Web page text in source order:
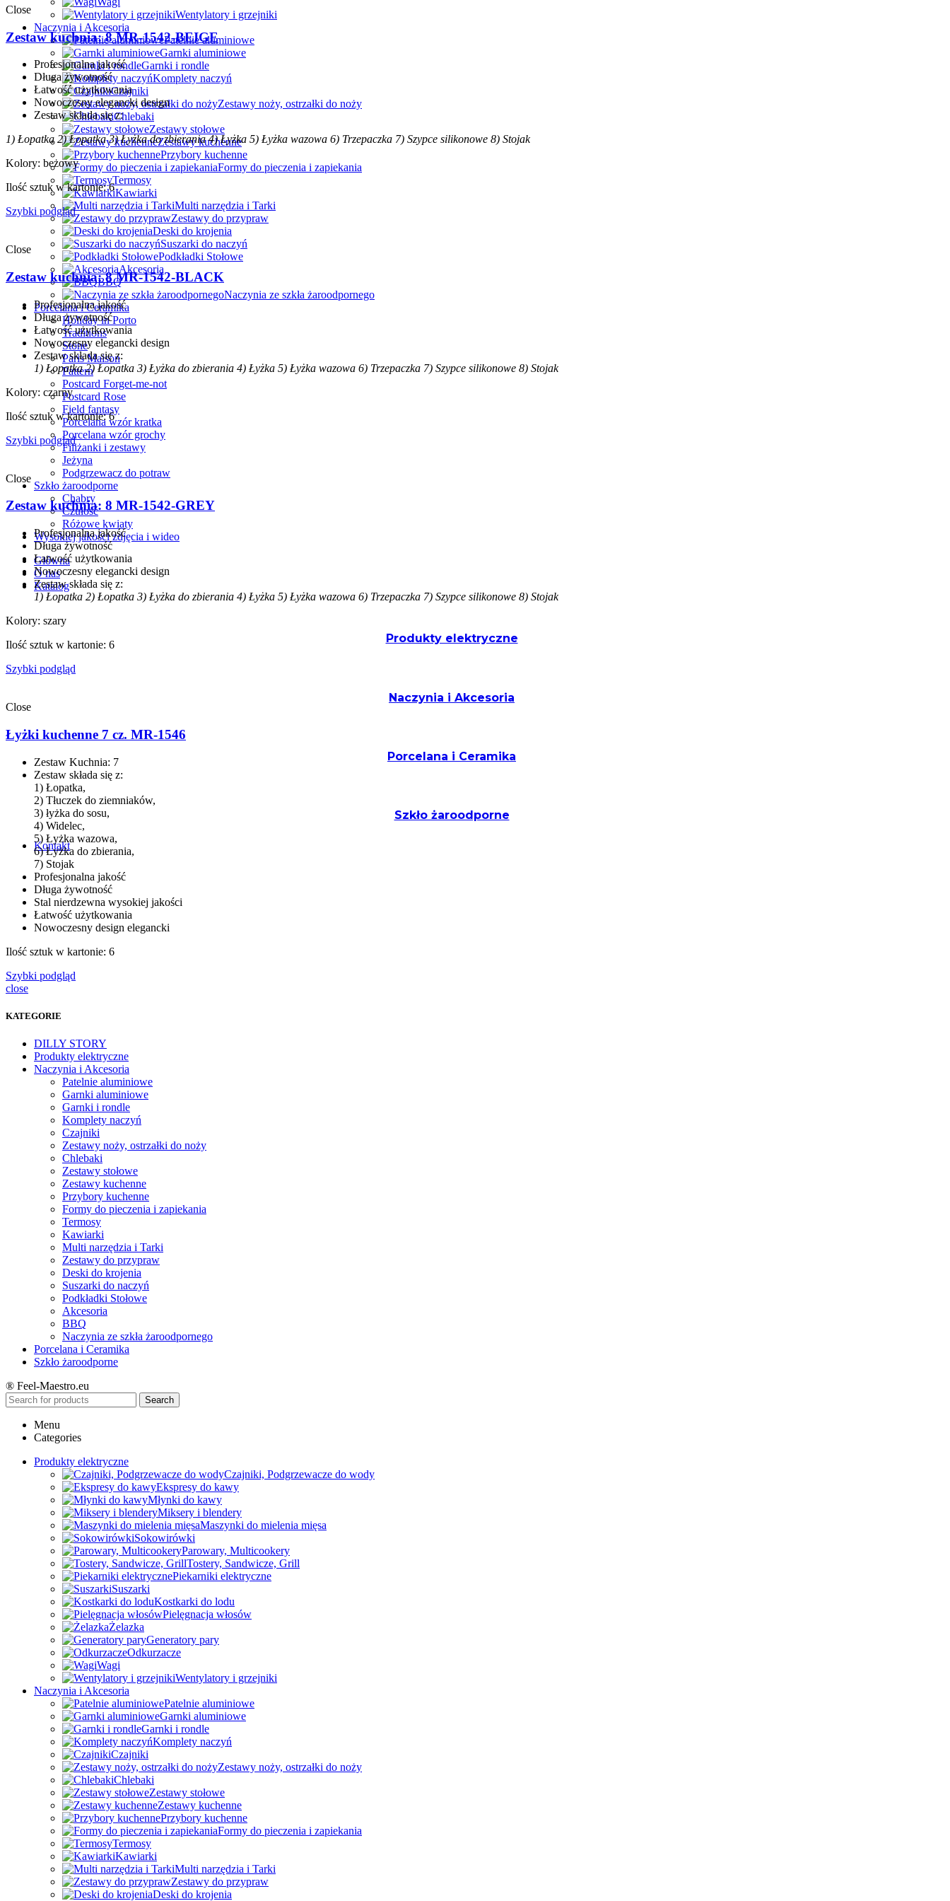
Wentylatory i grzejniki
Naczynia i Akcesoria
Patelnie aluminiowe
Garnki aluminiowe
Garnki i rondle
Komplety naczyń
Czajniki
Zestawy noży, ostrzałki do noży
Chlebaki
Zestawy stołowe
Zestawy kuchenne
Przybory kuchenne
Formy do pieczenia i zapiekania
Termosy
Kawiarki
Multi narzędzia i Tarki
Zestawy do przypraw
Deski do krojenia
Suszarki do naczyń
Podkładki Stołowe
Akcesoria
BBQ
Naczynia ze szkła żaroodpornego
Porcelana i Ceramika
Holiday in Porto
Traditions
Stone
Paris Maison
Pattern
Postcard Forget-me-not
Postcard Rose
Field fantasy
Porcelana wzór kratka
Porcelana wzór grochy
Filiżanki i zestawy
Jeżyna
Podgrzewacz do potraw
Szkło żaroodporne
Chabry
Czułość
Różowe kwiaty
Wysokiej jakości zdjęcia i wideo
Główna
О nas
Katalog
Produkty elektryczne
Naczynia i Akcesoria
Porcelana i Ceramika
Szkło żaroodporne
Kontakt
Close
Zestaw kuchnia: 8 MR-1542-BEIGE
Profesjonalna jakość
Długa żywotność
Łatwość użytkowania
Nowoczesny elegancki design
Zestaw składa się z:
1) Łopatka 2) Łopatka 3) Łyżka do zbierania 4) Łyżka 5) Łyżka wazowa 6) Trzepaczka 7) Szypce silikonowe 8) Stojak
Kolory: beżowy
Ilość sztuk w kartonie: 6
Szybki podgląd
Close
Zestaw kuchnia: 8 MR-1542-BLACK
Profesjonalna jakość
Długa żywotność
Łatwość użytkowania
Nowoczesny elegancki design
Zestaw składa się z:
1) Łopatka 2) Łopatka 3) Łyżka do zbierania 4) Łyżka 5) Łyżka wazowa 6) Trzepaczka 7) Szypce silikonowe 8) Stojak
Kolory: czarny
Ilość sztuk w kartonie: 6
Szybki podgląd
Close
Zestaw kuchnia: 8 MR-1542-GREY
Profesjonalna jakość
Długa żywotność
Łatwość użytkowania
Nowoczesny elegancki design
Zestaw składa się z:
1) Łopatka 2) Łopatka 3) Łyżka do zbierania 4) Łyżka 5) Łyżka wazowa 6) Trzepaczka 7) Szypce silikonowe 8) Stojak
Kolory: szary
Ilość sztuk w kartonie: 6
Szybki podgląd
Close
Łyżki kuchenne 7 cz. MR-1546
Zestaw Kuchnia: 7
Zestaw składa się z:
1) Łopatka,
2) Tłuczek do ziemniaków,
3) łyżka do sosu,
4) Widelec,
5) Łyżka wazowa,
6) Łyżka do zbierania,
7) Stojak
Profesjonalna jakość
Długa żywotność
Stal nierdzewna wysokiej jakości
Łatwość użytkowania
Nowoczesny design elegancki
Ilość sztuk w kartonie: 6
Szybki podgląd
close
KATEGORIE
DILLY STORY
Produkty elektryczne
Naczynia i Akcesoria
Patelnie aluminiowe
Garnki aluminiowe
Garnki i rondle
Komplety naczyń
Czajniki
Zestawy noży, ostrzałki do noży
Chlebaki
Zestawy stołowe
Zestawy kuchenne
Przybory kuchenne
Formy do pieczenia i zapiekania
Termosy
Kawiarki
Multi narzędzia i Tarki
Zestawy do przypraw
Deski do krojenia
Suszarki do naczyń
Podkładki Stołowe
Akcesoria
BBQ
Naczynia ze szkła żaroodpornego
Porcelana i Ceramika
Szkło żaroodporne
® Feel-Maestro.eu
Search
Menu
Categories
Produkty elektryczne
Czajniki, Podgrzewacze do wody
Ekspresy do kawy
Młynki do kawy
Miksery i blendery
Maszynki do mielenia mięsa
Sokowirówki
Parowary, Multicookery
Tostery, Sandwicze, Grill
Piekarniki elektryczne
Suszarki
Kostkarki do lodu
Pielęgnacja włosów
Żelazka
Generatory pary
Odkurzacze
Wagi
Wentylatory i grzejniki
Naczynia i Akcesoria
Patelnie aluminiowe
Garnki aluminiowe
Garnki i rondle
Komplety naczyń
Czajniki
Zestawy noży, ostrzałki do noży
Chlebaki
Zestawy stołowe
Zestawy kuchenne
Przybory kuchenne
Formy do pieczenia i zapiekania
Termosy
Kawiarki
Multi narzędzia i Tarki
Zestawy do przypraw
Deski do krojenia